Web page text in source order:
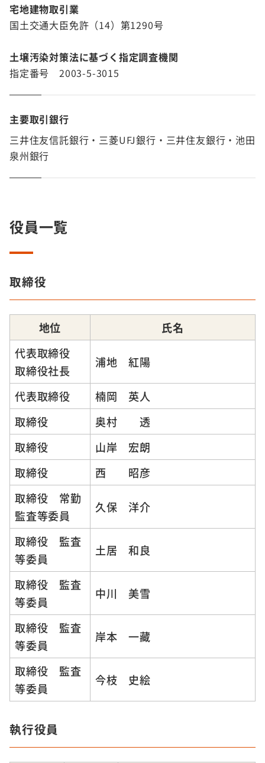
宅地建物取引業
国土交通大臣免許（14）第1290号
土壌汚染対策法に基づく指定調査機関
指定番号 2003-5-3015
主要取引銀行
三井住友信託銀行・三菱UFJ銀行・三井住友銀行・池田
泉州銀行
役員一覧
取締役
地位
氏名
代表取締役
取締役社長
浦地 紅陽
代表取締役
楠岡 英人
取締役
奥村 透
取締役
山岸 宏朗
取締役
西 昭彦
取締役 常勤
監査等委員
久保 洋介
取締役 監査
等委員
土居 和良
取締役 監査
等委員
中川 美雪
取締役 監査
等委員
岸本 一藏
取締役 監査
等委員
今枝 史絵
執行役員